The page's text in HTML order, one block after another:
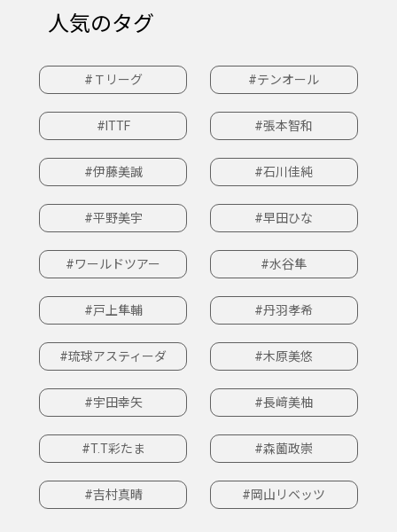
人気のタグ
#Ｔリーグ #テンオール
#ITTF #張本智和
#伊藤美誠 #石川佳純
#平野美宇 #早田ひな
#ワールドツアー #水谷隼
#戸上隼輔 #丹羽孝希
#琉球アスティーダ #木原美悠
#宇田幸矢 #長﨑美柚
#T.T彩たま #森薗政崇
#吉村真晴 #岡山リベッツ